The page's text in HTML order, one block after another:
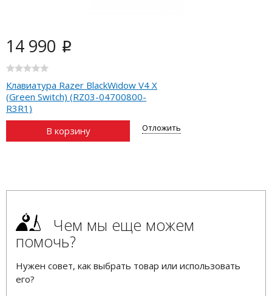
14 990 i
Клавиатура Razer BlackWidow V4 X
(Green Switch) (RZ03-04700800-
R3R1)
В корзину
Отложить
Чем мы еще можем
помочь?
Нужен совет, как выбрать товар или использовать
его?